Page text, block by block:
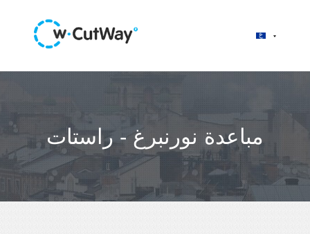
مباعدة نورنبرغ - راستات